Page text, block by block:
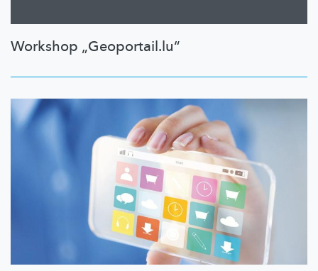
Workshop „Geoportail.lu“